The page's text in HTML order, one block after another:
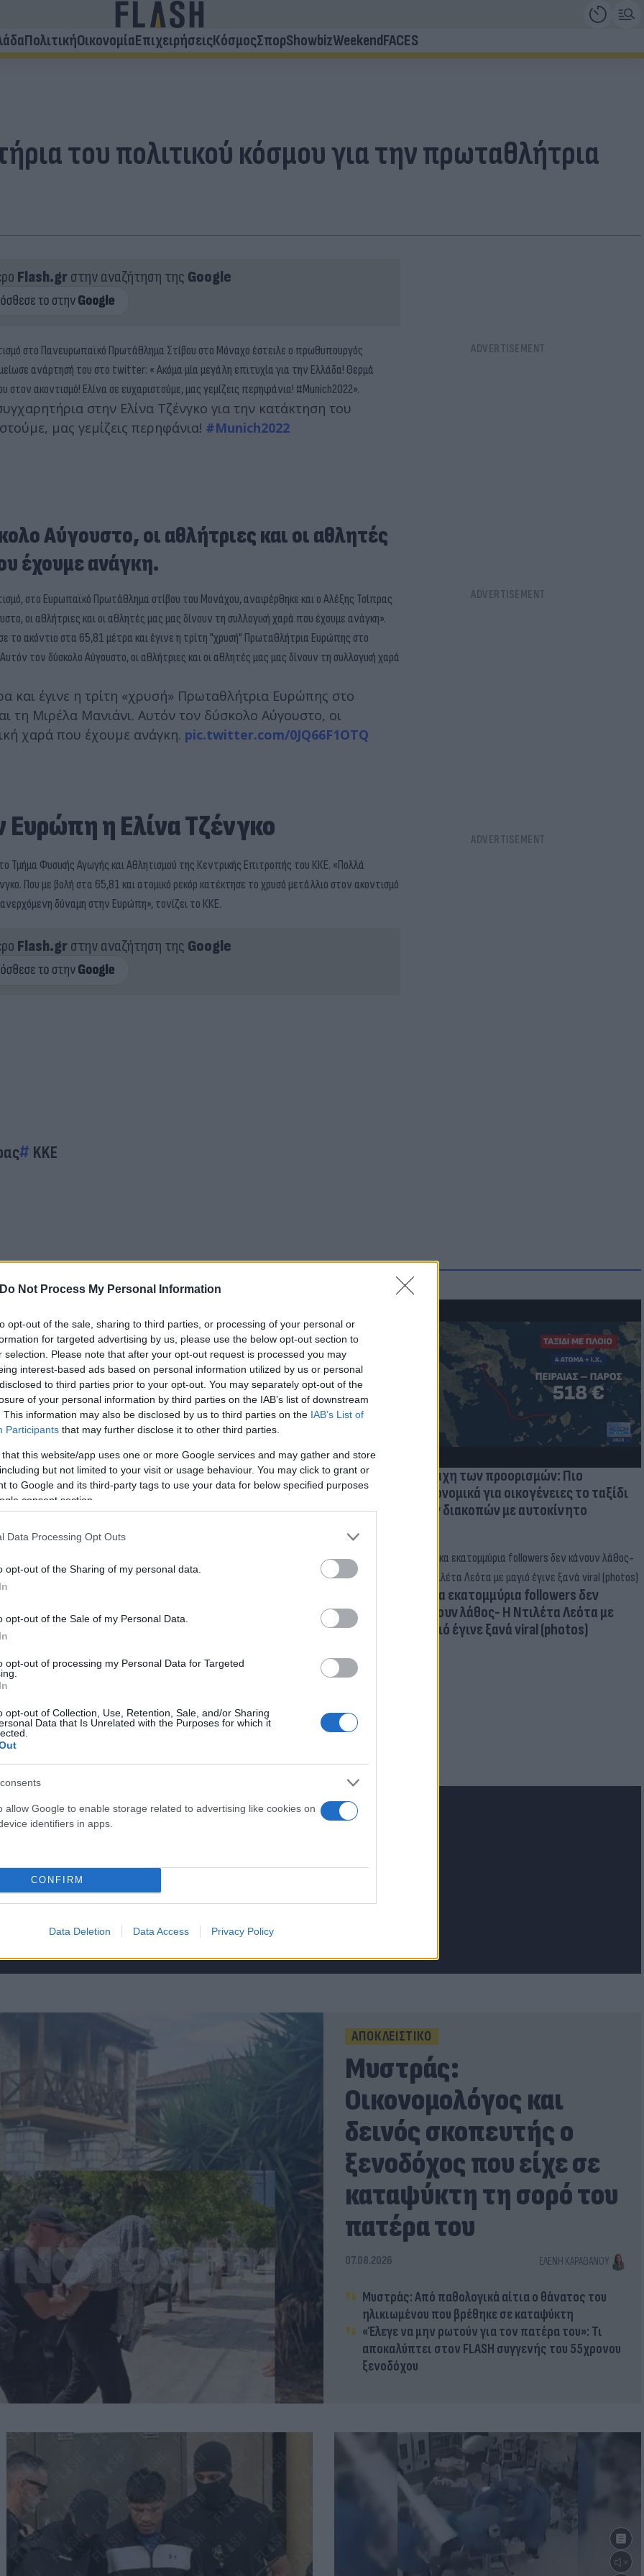
Do Not Process My Personal Information
opt-out of the sale, sharing to third parties, or processing of your personal or
for targeted advertising by us, please use the below opt-out section to
selection. Please note that after your opt-out request is processed you may
interest-based ads based on personal information utilized by us or personal
to third parties prior to your opt-out. You may separately opt-out of the
of your personal information by third parties on the IAB’s list of downstream
This information may also be disclosed by us to third parties on the IAB’s List of
Participants that may further disclose it to other third parties.
that this website/app uses one or more Google services and may gather and store
but not limited to your visit or usage behaviour. You may click to grant or
to Google and its third-party tags to use your data for below specified purposes
consent section.
Data Processing Opt Outs
opt-out of the Sharing of my personal data.
opt-out of the Sale of my Personal Data.
opt-out of processing my Personal Data for Targeted
opt-out of Collection, Use, Retention, Sale, and/or Sharing
Data that Is Unrelated with the Purposes for which it
allow Google to enable storage related to advertising like cookies on
identifiers in apps.
CONFIRM
Data Deletion Data Access Privacy Policy
ΠολιτικήΟικονομίαΕπιχειρήσειςΚόσμοςΣπορShowbizWeekendFACES
του πολιτικού κόσμου για την πρωταθλήτρια
Flash.grστην αναζήτηση της Google
στο Πανευρωπαϊκό Πρωτάθλημα Στίβου στο Μόναχο έστειλε ο πρωθυπουργός
ανάρτησή του στο twitter: « Ακόμα μία μεγάλη επιτυχία για την Ελλάδα! Θερμά
ακοντισμό! Ελίνα σε ευχαριστούμε, μας γεμίζεις περηφάνια! #Munich2022».
στην Ελίνα Τζένγκο για την κατάκτηση του
μας γεμίζεις περηφάνια! #Munich2022
Αύγουστο, οι αθλήτριες και οι αθλητές
έχουμε ανάγκη.
στο Ευρωπαϊκό Πρωτάθλημα στίβου του Μονάχου, αναφέρθηκε και ο Αλέξης Τσίπρας
οι αθλήτριες και οι αθλητές μας μας δίνουν τη συλλογική χαρά που έχουμε ανάγκη».
το ακόντιο στα 65,81 μέτρα και έγινε η τρίτη "χρυσή" Πρωταθλήτρια Ευρώπης στο
τον δύσκολο Αύγουστο, οι αθλήτριες και οι αθλητές μας μας δίνουν τη συλλογική χαρά
και έγινε η τρίτη «χρυσή» Πρωταθλήτρια Ευρώπης στο
τη Μιρέλα Μανιάνι. Αυτόν τον δύσκολο Αύγουστο, οι
χαρά που έχουμε ανάγκη. pic.twitter.com/0JQ66F1OTQ
η Ελίνα Τζένγκο
Τμήμα Φυσικής Αγωγής και Αθλητισμού της Κεντρικής Επιτροπής του ΚΚΕ. «Πολλά
Που με βολή στα 65,81 και ατομικό ρεκόρ κατέκτησε το χρυσό μετάλλιο στον ακοντισμό
δύναμη στην Ευρώπη», τονίζει το ΚΚΕ.
Flash.grστην αναζήτηση της Google
KKE
στην παρουσίαση του
κόσμου στο γήπεδο
(video)
Skin dysmorphia: Όταν η εμμονή με το
«τέλειο» δέρμα αποτελεί πρόβλημα
ψυχικής υγείας
Η μάχη των προορισμών: Πιο
οικονομικά για οικογένειες το ταξίδι
των διακοπών με αυτοκίνητο
το χαμένο βάρος;
μας
Τουρκία: Μετά το... φρένο για τα F-35
Δέκα εκατομμύρια followers δεν
κάνουν λάθος- Η Ντιλέτα Λεότα με
μαγιό έγινε ξανά viral (photos)
ΑΠΟΚΛΕΙΣΤΙΚΟ
Μυστράς:
Οικονομολόγος και
δεινός σκοπευτής ο
ξενοδόχος που είχε σε
καταψύκτη τη σορό του
πατέρα του
07.08.2026 ΕΛΈΝΗ ΚΑΡΑΘΆΝΟΥ
Μυστράς: Από παθολογικά αίτια ο θάνατος του
ηλικιωμένου που βρέθηκε σε καταψύκτη
«Έλεγε να μην ρωτούν για τον πατέρα του»: Τι
αποκαλύπτει στον FLASH συγγενής του 55χρονου
ξενοδόχου